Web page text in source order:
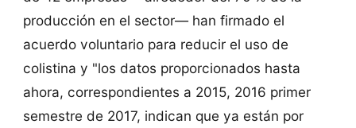
producción en el sector— han firmado el
acuerdo voluntario para reducir el uso de
colistina y "los datos proporcionados hasta
ahora, correspondientes a 2015, 2016 primer
semestre de 2017, indican que ya están por